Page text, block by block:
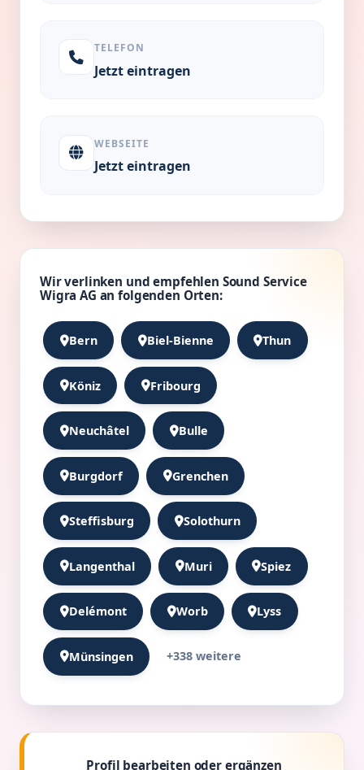
TELEFON
Jetzt eintragen
WEBSEITE
Jetzt eintragen
Wir verlinken und empfehlen Sound Service
Wigra AG an folgenden Orten:
Bern Biel-Bienne Thun
Köniz Fribourg
Neuchâtel Bulle
Burgdorf Grenchen
Steffisburg Solothurn
Langenthal Muri Spiez
Delémont Worb Lyss
Münsingen +338 weitere
Profil bearbeiten oder ergänzen